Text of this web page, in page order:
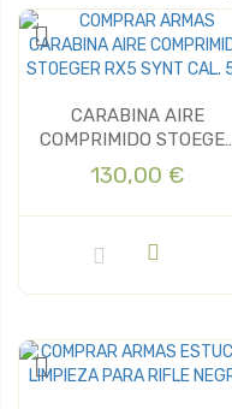
CARABINA AIRE
COMPRIMIDO
RX5 SYNT CAL. 5,5
130,00 €